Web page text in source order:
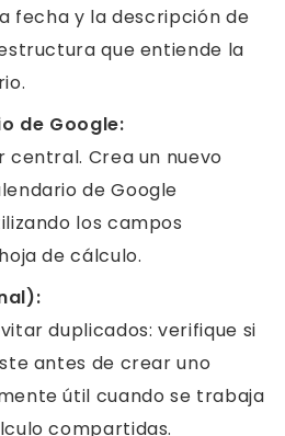
fecha y la descripción de
que entiende la
de Google:
central. Crea un nuevo
de Google
los campos
de cálculo.
duplicados: verifique si
antes de crear uno
útil cuando se trabaja
compartidas.